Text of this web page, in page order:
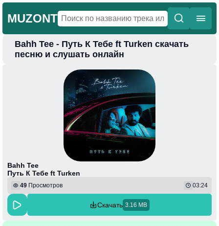
MUZONT
Главная
Bahh Tee - Путь К Тебе ft Turken скачать
песню и слушать онлайн
Bahh Tee
Путь К Тебе ft Turken
49 Просмотров 03:24
Скачать 3.16 MB